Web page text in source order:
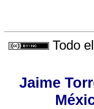
Todo
Jaime